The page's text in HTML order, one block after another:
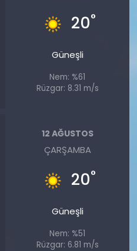
20°
Güneşli
Nem: %61
Rüzgar: 8.31 m/s
12 AĞUSTOS
ÇARŞAMBA
20°
Güneşli
Nem: %51
Rüzgar: 6.81 m/s